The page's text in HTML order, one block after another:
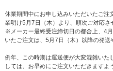
休業期間中にお申し込みいただいたご注
業明け5月7日（木）より、順次ご対応さ
※メーカー最終受注締切日の都合上、4
いたご注文は、5月7日（木）以降の発送
例年、この時期は運送便が大変混雑いた
しては、お早めにご注文いただきますよ